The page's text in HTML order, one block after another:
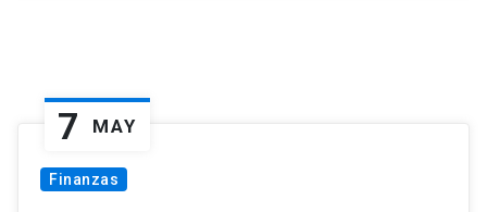
7 MAY
Finanzas